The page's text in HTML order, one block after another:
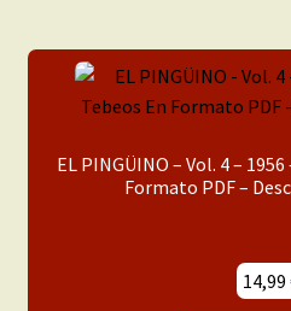
EL PINGÜINO – Vol. 4 –
Formato PDF –
14,99